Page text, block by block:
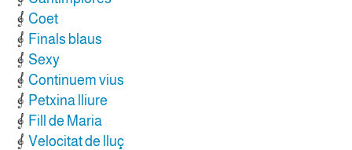
Coet
Finals blaus
Sexy
Continuem vius
Petxina lliure
Fill de Maria
Velocitat de lluç